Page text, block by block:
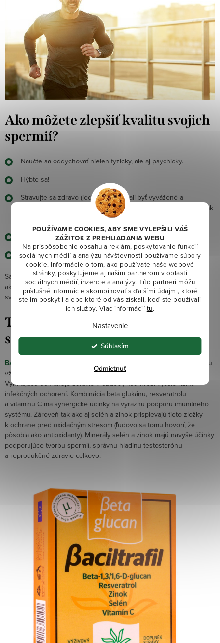
POUŽÍVAME COOKIES, ABY SME VYLEPŠILI VÁŠ
ZÁŽITOK Z PREHLIADANIA WEBU
Na prispôsobenie obsahu a reklám, poskytovanie funkcií
sociálnych médií a analýzu návštevnosti používame súbory
cookie. Informácie o tom, ako používate naše webové
stránky, poskytujeme aj našim partnerom v oblasti
sociálnych médií, inzercie a analýzy. Títo partneri môžu
príslušné informácie skombinovať s ďalšími údajmi, ktoré
ste im poskytli alebo ktoré od vás získali, keď ste používali
ich služby. Viac informáciítu.
Nastavenie
Odmietnuť
Súhlasím
Ako môžete zlepšiť kvalitu svojich
spermií?
Naučte sa oddychovať nielen fyzicky, ale aj psychicky.
Hýbte sa!
Stravujte sa zdravo (jedlá by však mali byť vyvážené a
obsahovať všetky spomínané vitamíny ako A, B a C, rovnako tak
Posilnite si imunitu.
NEFAJČITE!
Samozrejme, existuje aj celý rad faktorov, ktoré sa ovplyvniť nedajú,
ako napríklad rôzne lieky a ochorenia. V takom prípade je vhodné
svoj stav konzultovať s lekárom a obrniť sa najmä trpezlivosťou.
Tip na podporu imunity
s obsahom selénu a zinku
Baciltrafil
, ten naozaj triafa do čierneho! Svojím zložením je zbraňou
vždy, keď je váš organizmus vyčerpaný a stráca obranyschopnosť.
Vynikajúco ochraňuje zdravie v období, keď hrozí vyššie riziko
infekčných ochorení. Kombinácia beta glukánu, resveratrolu
a vitamínu C má synergické účinky na výraznú podporu imunitného
systému. Zároveň tak ako aj selén a zinok prispievajú tieto zložky
k ochrane pred oxidačným stresom (ľudovo sa tomu hovorí, že
pôsobia ako antioxidanty). Minerály selén a zinok majú navyše účinky
podporujúce tvorbu spermií, správnu hladinu testosterónu
a reprodukčné zdravie celkovo.